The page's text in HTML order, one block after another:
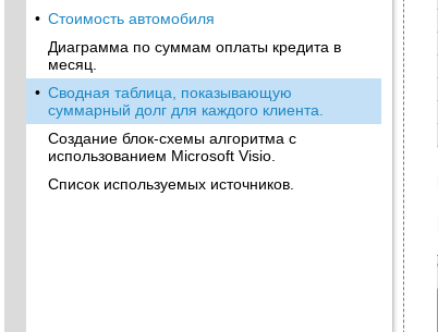
• Стоимость автомобиля
Диаграмма по суммам оплаты кредита в
месяц.
• Cводная таблица, показывающую
суммарный долг для каждого клиента.
Создание блок-схемы алгоритма с
использованием Microsoft Visio.
Список используемых источников.